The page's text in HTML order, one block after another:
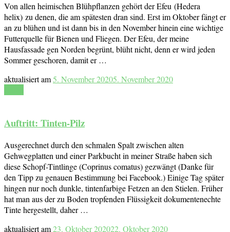
Von allen heimischen Blühpflanzen gehört der Efeu (Hedera
helix) zu denen, die am spätesten dran sind. Erst im Oktober fängt er
an zu blühen und ist dann bis in den November hinein eine wichtige
Futterquelle für Bienen und Fliegen. Der Efeu, der meine
Hausfassade gen Norden begrünt, blüht nicht, denn er wird jeden
Sommer geschoren, damit er …
aktualisiert am5. November 20205. November 2020
Auftritt: Tinten-Pilz
Ausgerechnet durch den schmalen Spalt zwischen alten
Gehwegplatten und einer Parkbucht in meiner Straße haben sich
diese Schopf-Tintlinge (Coprinus comatus) gezwängt (Danke für
den Tipp zu genauen Bestimmung bei Facebook.) Einige Tag später
hingen nur noch dunkle, tintenfarbige Fetzen an den Stielen. Früher
hat man aus der zu Boden tropfenden Flüssigkeit dokumentenechte
Tinte hergestellt, daher …
aktualisiert am23. Oktober 202022. Oktober 2020